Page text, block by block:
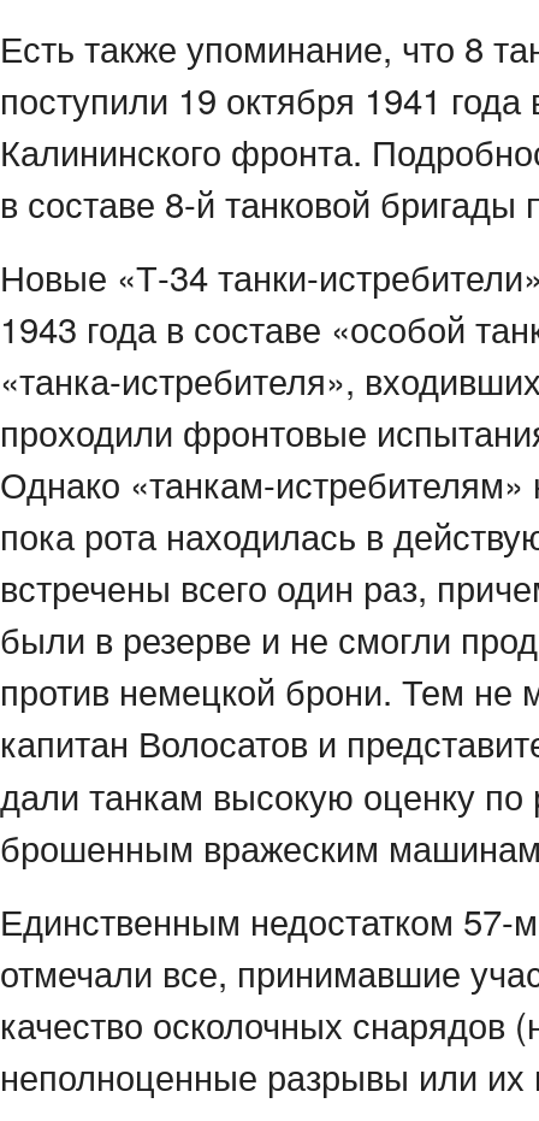
Есть также упоминание, что 8
поступили 19 октября 1941
Калининского фронта.
в составе 8-й танковой
Новые «Т-34 танки-
1943 года в составе «особой
«танка-истребителя»,
проходили фронтовые
Однако «танкам-истребителям»
пока рота находилась в
встречены всего один раз,
были в резерве и не смогли
против немецкой брони. Тем не
капитан Волосатов и
дали танкам высокую оценку по
брошенным вражеским
Единственным недостатком
отмечали все, принимавшие
качество осколочных снарядов
неполноценные разрывы или их